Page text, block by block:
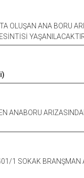
OLUŞAN ANA BORU
ANABORU
1 SOKAK BRANŞMAN